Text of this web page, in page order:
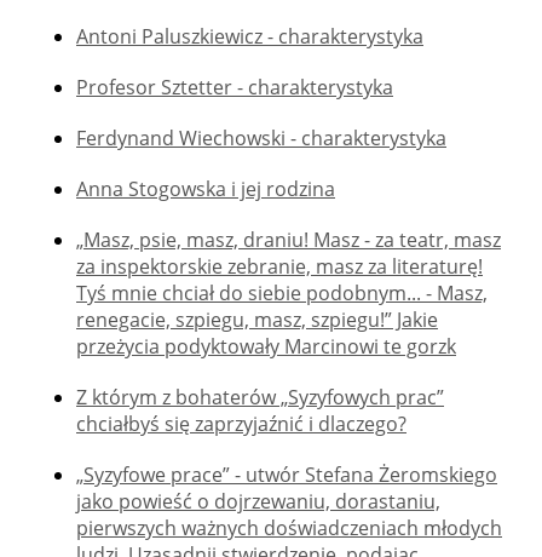
Antoni Paluszkiewicz - charakterystyka
Profesor Sztetter - charakterystyka
Ferdynand Wiechowski - charakterystyka
Anna Stogowska i jej rodzina
„Masz, psie, masz, draniu! Masz - za teatr, masz
za inspektorskie zebranie, masz za literaturę!
Tyś mnie chciał do siebie podobnym... - Masz,
renegacie, szpiegu, masz, szpiegu!” Jakie
przeżycia podyktowały Marcinowi te gorzk
Z którym z bohaterów „Syzyfowych prac”
chciałbyś się zaprzyjaźnić i dlaczego?
„Syzyfowe prace” - utwór Stefana Żeromskiego
jako powieść o dojrzewaniu, dorastaniu,
pierwszych ważnych doświadczeniach młodych